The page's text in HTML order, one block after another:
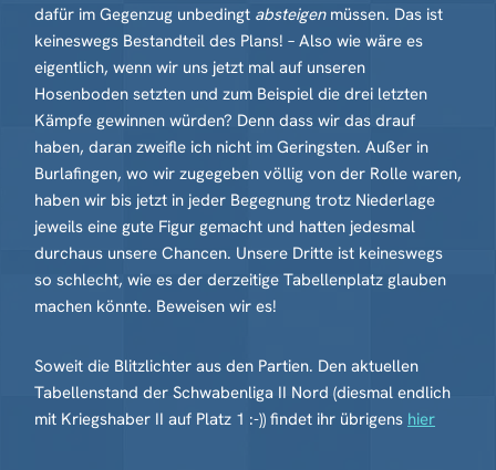
dafür im Gegenzug unbedingt absteigenmüssen. Das ist
keineswegs Bestandteil des Plans! – Also wie wäre es
eigentlich, wenn wir uns jetzt mal auf unseren
Hosenboden setzten und zum Beispiel die drei letzten
Kämpfe gewinnen würden? Denn dass wir das drauf
haben, daran zweifle ich nicht im Geringsten. Außer in
Burlafingen, wo wir zugegeben völlig von der Rolle waren,
haben wir bis jetzt in jeder Begegnung trotz Niederlage
jeweils eine gute Figur gemacht und hatten jedesmal
durchaus unsere Chancen. Unsere Dritte ist keineswegs
so schlecht, wie es der derzeitige Tabellenplatz glauben
machen könnte. Beweisen wir es!
Soweit die Blitzlichter aus den Partien. Den aktuellen
Tabellenstand der Schwabenliga II Nord (diesmal endlich
mit Kriegshaber II auf Platz 1 :-)) findet ihr übrigens hier